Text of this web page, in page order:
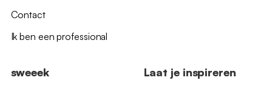
Contact
Ik ben een professional
sweeek Laat je inspireren